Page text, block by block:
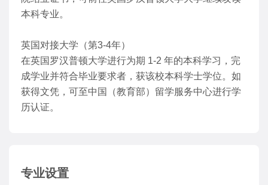
本科专业。
英国对接大学（第3-4年）
在英国罗汉普顿大学进行为期 1-2 年的本科学习，完
成学业并符合毕业要求者，获该校本科学士学位。如
获得文凭，可至中国（教育部）留学服务中心进行学
历认证。
专业设置